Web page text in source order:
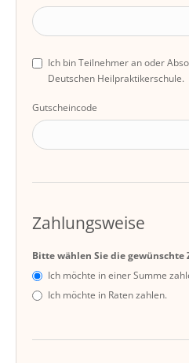
Ich bin Teilnehmer an oder
Deutschen Heilpraktikerschule.
Gutscheincode
Zahlungsweise
Bitte wählen Sie die
Ich möchte in einer Summe
Ich möchte in Raten zahlen.